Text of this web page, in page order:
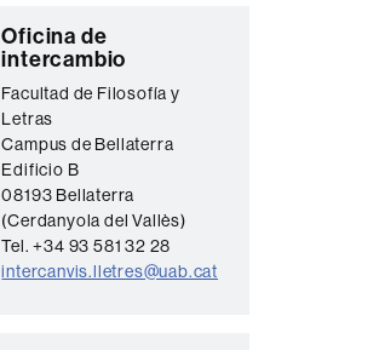
Información
complementaria
C
o
n
t
a
c
t
o
Oficina de
intercambio
Facultad de Filosofía y
Letras
Campus de Bellaterra
Edificio B
08193 Bellaterra
(Cerdanyola del Vallès)
Tel. +34 93 581 32 28
intercanvis.lletres@uab.cat